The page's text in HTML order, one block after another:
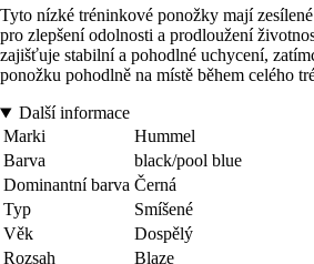
Tyto nízké tréninkové ponožky mají zesílené
pro zlepšení odolnosti a prodloužení
zajišťuje stabilní a pohodlné uchycení,
ponožku pohodlně na místě během celého
Další informace
Marki
Hummel
Barva
black/pool blue
Dominantní barva Černá
Typ
Smíšené
Věk
Dospělý
Rozsah
Blaze